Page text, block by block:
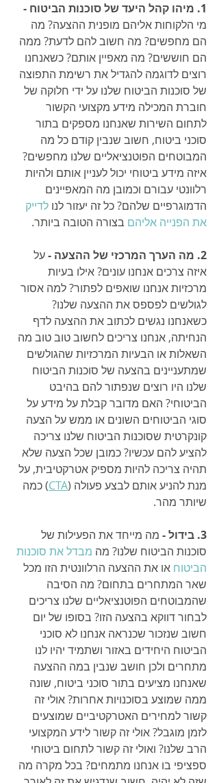
1. מיהו קהל היעד של סוכנות הביטוח -
מי הלקוחות אליהם מופנית ההצעה? מה
הם מחפשים? מה חשוב להם לדעת? ממה
הם חוששים? מה מאפיין אותם? כשאנחנו
רוצים לדוגמה להגדיל את רשימת התפוצה
של סוכנות הביטוח שלנו על ידי חלוקה של
חוברת המכילה מידע מקצועי הקשור
לתחום השירות שאנחנו מספקים בתור
סוכני ביטוח, חשוב שנבין קודם כל מה
המבוטחים הפוטנציאליים שלנו מחפשים?
איזה מידע ביטוחי יכול לעניין אותם ולהיות
רלוונטי עבורם וכמובן מה המאפיינים
הדמוגרפיים שלהם? כל זה יעזור לנו לדייק
את הפנייה אליהם בצורה הטובה ביותר.
2. מה הערך המרכזי של ההצעה -
על
איזה צרכים אנחנו עונים? אילו בעיות
מרכזיות אנחנו שואפים לפתור? למה אסור
לגולשים לפספס את ההצעה שלנו?
כשאנחנו נגשים לכתוב את ההצעה לדף
הנחיתה, אנחנו צריכים לחשוב טוב טוב מה
השאלות או הבעיות המרכזיות שהגולשים
שמתעניינים בהצעה של סוכנות הביטוח
שלנו היו רוצים שנפתור להם בהיבט
הביטוחי? האם מדובר קבלת על מידע על
סוגי הביטוחים השונים או ממש על הצעה
קונקרטית שסוכנות הביטוח שלנו צריכה
להציע להם עכשיו? כמובן שכל הצעה שלא
תהיה צריכה להיות מספיק אטרקטיבית, על
מנת להניע אותם לבצע פעולה (CTA) כמה
שיותר מהר.
3. בידול -
מה מייחד את הפעילות של
סוכנות הביטוח שלנו? מה מבדל את סוכנות
הביטוח או את ההצעה הרלוונטית הזו מכל
שאר המתחרים בתחום? מה הסיבה
שהמבוטחים הפוטנציאליים שלנו צריכים
לבחור דווקא בהצעה הזו? בסופו של יום
חשוב שנזכור שכנראה אנחנו לא סוכני
הביטוח היחידים באזור ושתמיד יהיו לנו
מתחרים ולכן חושב שנבין במה ההצעה
שאנחנו מציעים בתור סוכני ביטוח, שונה
ממה שמוצע בסוכנויות אחרות? אולי זה
קשור למחירים האטרקטיביים שמוצעים
לזמן מוגבל? אולי זה קשור לידע המקצועי
הרב שלנו? ואולי זה קשור לתחום ביטוחי
ספציפי בו אנחנו מתמחים? בכל מקרה מה